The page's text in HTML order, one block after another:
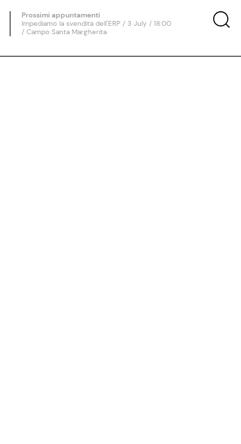
Prossimi appuntamenti
Impediamo la svendita dell'ERP / 3 July / 18:00
/ Campo Santa Margherita